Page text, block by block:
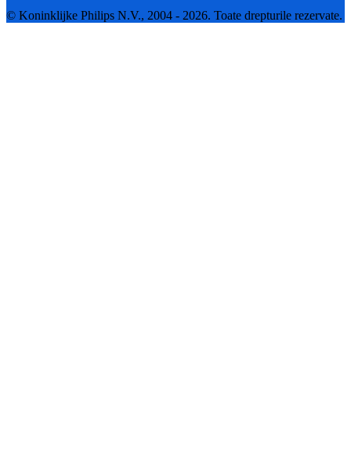
© Koninklijke Philips N.V., 2004 - 2026. Toate drepturile rezervate.